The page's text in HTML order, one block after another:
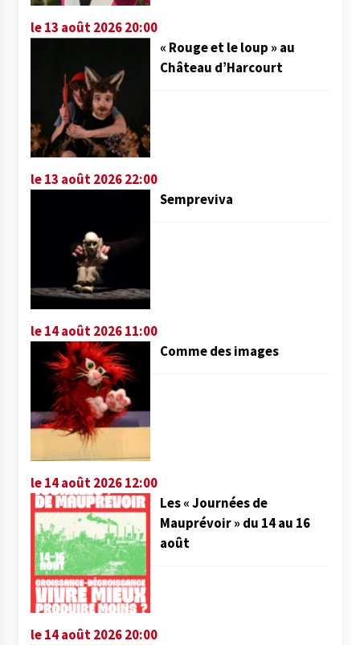
le 13 août 2026 20:00
« Rouge et le loup » au
Château d’Harcourt
le 13 août 2026 22:00
Sempreviva
le 14 août 2026 11:00
Comme des images
le 14 août 2026 12:00
Les « Journées de
Mauprévoir » du 14 au 16
août
le 14 août 2026 20:00